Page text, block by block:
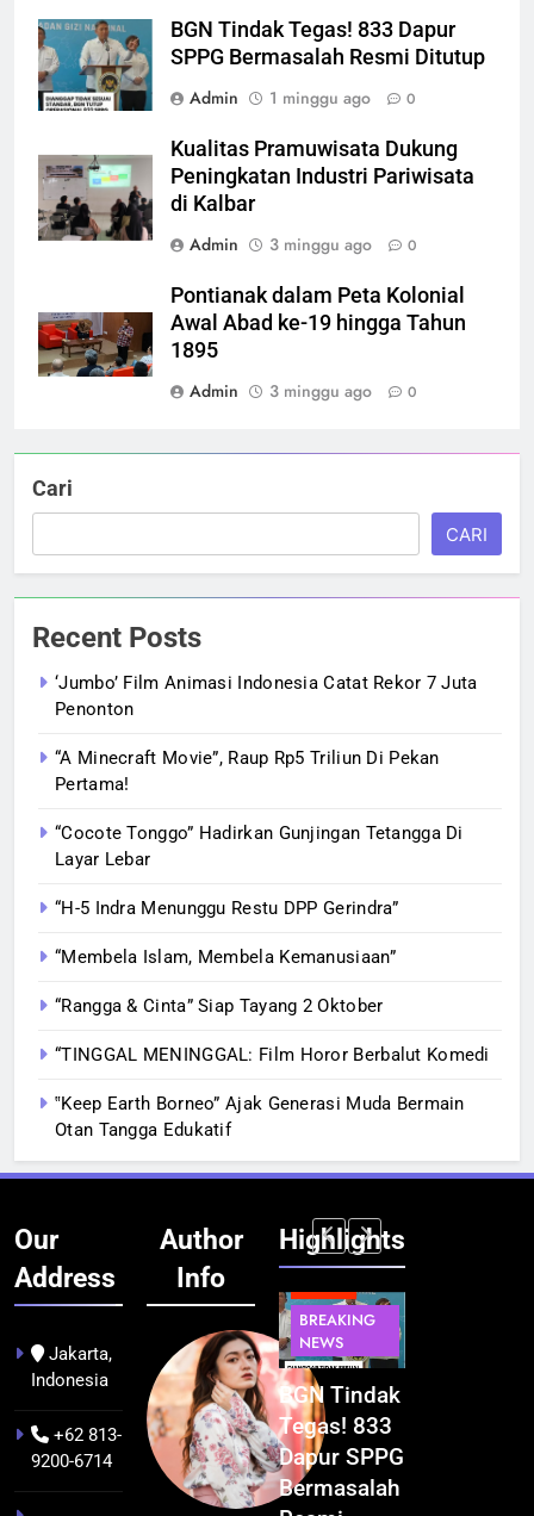
BGN Tindak Tegas! 833 Dapur
SPPG Bermasalah Resmi Ditutup
Admin
1 minggu ago 0
Kualitas Pramuwisata Dukung
Peningkatan Industri Pariwisata
di Kalbar
Admin
3 minggu ago 0
Pontianak dalam Peta Kolonial
Awal Abad ke-19 hingga Tahun
1895
Admin
3 minggu ago 0
Cari
CARI
Recent Posts
‘Jumbo’ Film Animasi Indonesia Catat Rekor 7 Juta
Penonton
“A Minecraft Movie”, Raup Rp5 Triliun Di Pekan
Pertama!
“Cocote Tonggo” Hadirkan Gunjingan Tetangga Di
Layar Lebar
“H-5 Indra Menunggu Restu DPP Gerindra”
“Membela Islam, Membela Kemanusiaan”
“Rangga & Cinta” Siap Tayang 2 Oktober
“TINGGAL MENINGGAL: Film Horor Berbalut Komedi
‟Keep Earth Borneo” Ajak Generasi Muda Bermain
Otan Tangga Edukatif
Our
Address
Jakarta,
Indonesia
+62 813-
9200-6714
Author
Info
Highlights
BERITA
NEWS
Budaya
Khatulistiwa
2026
BERITA
NEWS
BGN Tindak
Tegas! 833
Dapur SPPG
Bermasalah
BREAKING
NEWS
Kualitas
Pramuwisata
Dukung
Peningkatan